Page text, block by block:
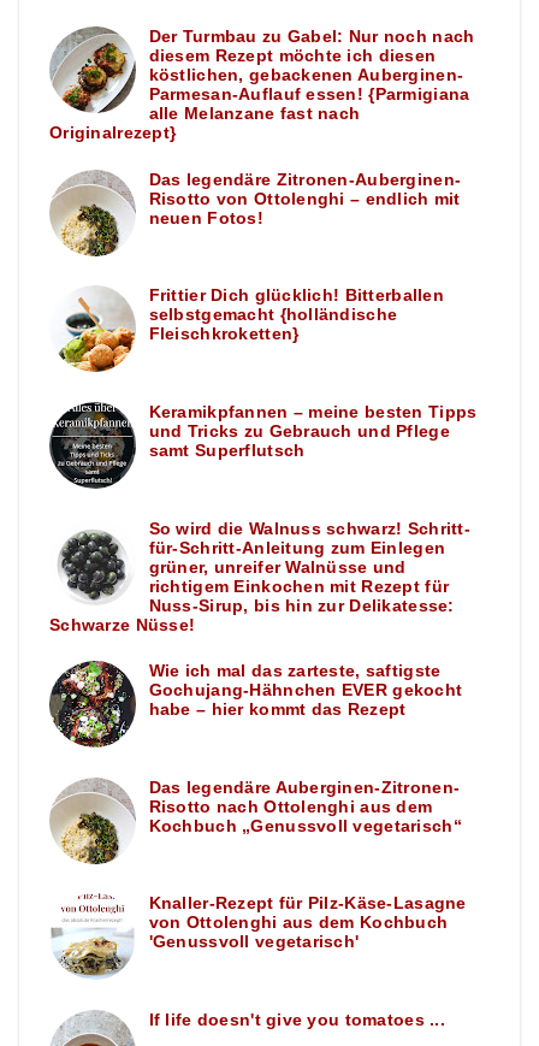
Der Turmbau zu Gabel: Nur noch nach
diesem Rezept möchte ich diesen
köstlichen, gebackenen Auberginen-
Parmesan-Auflauf essen! {Parmigiana
alle Melanzane fast nach
Originalrezept}
Das legendäre Zitronen-Auberginen-
Risotto von Ottolenghi – endlich mit
neuen Fotos!
Frittier Dich glücklich! Bitterballen
selbstgemacht {holländische
Fleischkroketten}
Keramikpfannen – meine besten Tipps
und Tricks zu Gebrauch und Pflege
samt Superflutsch
So wird die Walnuss schwarz! Schritt-
für-Schritt-Anleitung zum Einlegen
grüner, unreifer Walnüsse und
richtigem Einkochen mit Rezept für
Nuss-Sirup, bis hin zur Delikatesse:
Schwarze Nüsse!
Wie ich mal das zarteste, saftigste
Gochujang-Hähnchen EVER gekocht
habe – hier kommt das Rezept
Das legendäre Auberginen-Zitronen-
Risotto nach Ottolenghi aus dem
Kochbuch „Genussvoll vegetarisch“
Knaller-Rezept für Pilz-Käse-Lasagne
von Ottolenghi aus dem Kochbuch
'Genussvoll vegetarisch'
If life doesn't give you tomatoes ...